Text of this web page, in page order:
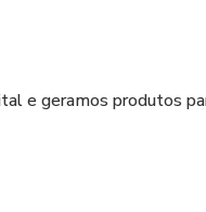
e geramos produtos